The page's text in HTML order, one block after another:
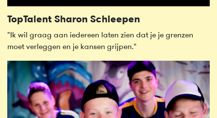
TopTalent Sharon Schleepen
"Ik wil graag aan iedereen laten zien dat je je grenzen
moet verleggen en je kansen grijpen."